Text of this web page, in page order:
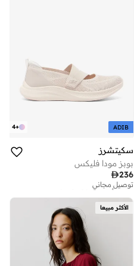
+
4 ADIB
سكيتشرز
بوبز مودا فليكس
236
توصيل مجاني
تم بيع أكثر من 20 مؤخرا
تم بيع أكثر من 20 مؤخرا
الأكثر مبيعا